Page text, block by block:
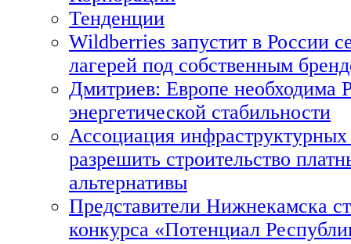
Тенденции
Wildberries запустит в России
лагерей под собственным
Дмитриев: Европе необходима
энергетической стабильности
Ассоциация
разрешить строительство
альтернативы
Представители Нижнекамска
конкурса «Потенциал